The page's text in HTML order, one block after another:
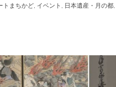
トまちかど, イベント , 日本遺産・月の都,